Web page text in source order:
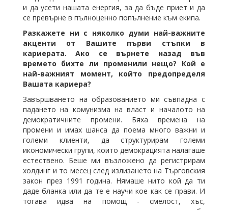
и да усети нашата енергия, за да бъде приет и да
се превърне в пълноценно попълнение към екипа.
Разкажете ни с няколко думи най-важните
акценти от Вашите първи стъпки в
кариерата. Ако се върнете назад във
времето бихте ли променили нещо? Кой е
най-важният момент, който предопределя
Вашата кариера?
Завършването на образованието ми съвпадна с
падането на комунизма на власт и началото на
демократичните промени. Бяха времена на
промени и имах шанса да поема много важни и
големи клиенти, да структурирам големи
икономически групи, които демокрацията налагаше
естествено. Беше ми възложено да регистрирам
холдинг и то месец след излизането на Търговския
закон през 1991 година. Нямаше нито кой да ти
даде бланка или да те е научи кое как се прави. И
тогава идва на помощ - смелост, хъс,